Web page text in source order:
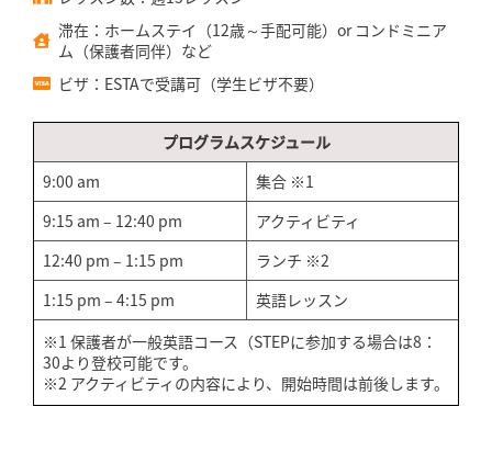
滞在：ホームステイ（12歳～手配可能）or コンドミニア
ム（保護者同伴）など
ビザ：ESTAで受講可（学生ビザ不要）
プログラムスケジュール
9:00 am
集合 ※1
9:15 am – 12:40 pm
アクティビティ
12:40 pm – 1:15 pm
ランチ ※2
1:15 pm – 4:15 pm
英語レッスン
※1 保護者が一般英語コース（STEPに参加する場合は8：
30より登校可能です。
※2 アクティビティの内容により、開始時間は前後します。